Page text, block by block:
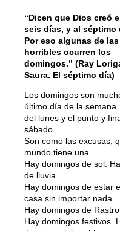
“Dicen que Dios creó
seis días, y al séptimo
Por eso algunas de
horribles ocurren los
domingos.” (Ray
Saura. El séptimo día)
Los domingos son
último día de la
del lunes y el punto y
sábado.
Son como las excusas,
mundo tiene una.
Hay domingos de sol.
de lluvia.
Hay domingos de estar
casa sin importar nada.
Hay domingos de Rastro
Hay domingos festivos.